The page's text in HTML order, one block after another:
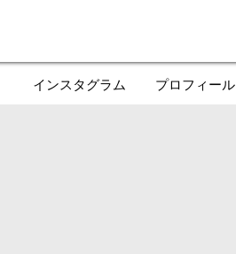
インスタグラム プロフィール